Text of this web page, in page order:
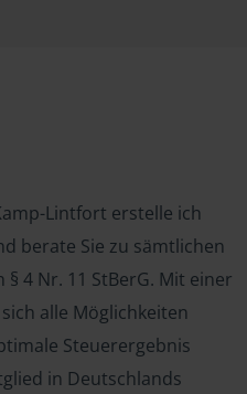
Lintfort erstelle ich
berate Sie zu sämtlichen
4 Nr. 11 StBerG. Mit einer
alle Möglichkeiten
Steuerergebnis
in Deutschlands